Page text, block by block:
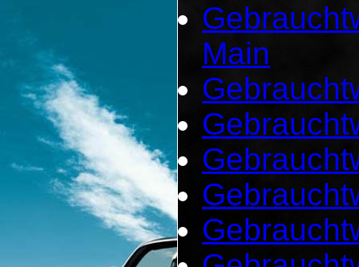
Main